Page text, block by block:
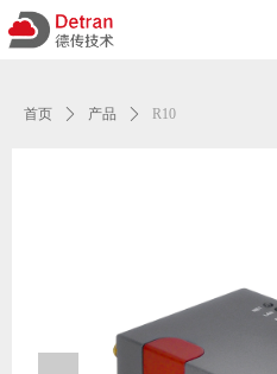
首页 ꄲ 产品 ꄲ R10